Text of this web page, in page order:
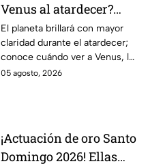
Venus al atardecer?
Esta es la fecha y la
mejor hora para
observarlo
El planeta brillará con mayor
claridad durante el atardecer;
conoce cuándo ver a Venus, la
mejor hora y hacia dónde
05 agosto, 2026
¡Actuación de oro Santo
Domingo 2026! Ellas